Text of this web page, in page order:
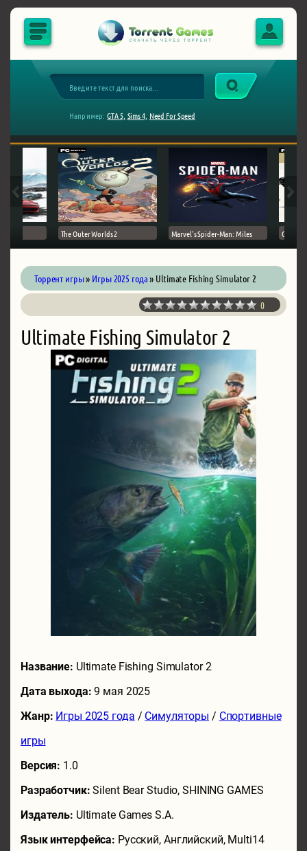
Например: GTA 5, Sims 4, Need For Speed
The Outer Worlds 2 Marvel's Spider-Man: Miles Ghost
Торрент игры» Игры 2025 года» Ultimate Fishing Simulator 2
0
Ultimate Fishing Simulator 2
Название: Ultimate Fishing Simulator 2
Дата выхода:9 мая 2025
Жанр: Игры 2025 года / Симуляторы / Спортивные
игры
Версия: 1.0
Разработчик:Silent Bear Studio, SHINING GAMES
Издатель: Ultimate Games S.A.
Язык интерфейса: Русский, Английский, Multi14